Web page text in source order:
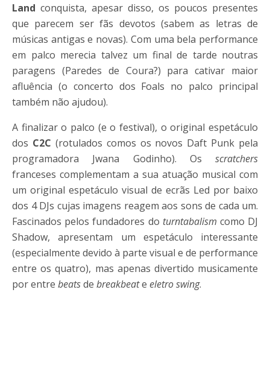
Land conquista, apesar disso, os poucos presentes
que parecem ser fãs devotos (sabem as letras de
músicas antigas e novas). Com uma bela performance
em palco merecia talvez um final de tarde noutras
paragens (Paredes de Coura?) para cativar maior
afluência (o concerto dos Foals no palco principal
também não ajudou).
A finalizar o palco (e o festival), o original espetáculo
dos C2C (rotulados comos os novos Daft Punk pela
programadora Jwana Godinho). Os scratchers
franceses complementam a sua atuação musical com
um original espetáculo visual de ecrãs Led por baixo
dos 4 DJs cujas imagens reagem aos sons de cada um.
Fascinados pelos fundadores do turntabalism como DJ
Shadow, apresentam um espetáculo interessante
(especialmente devido à parte visual e de performance
entre os quatro), mas apenas divertido musicamente
por entre beatsde breakbeate eletro swing.